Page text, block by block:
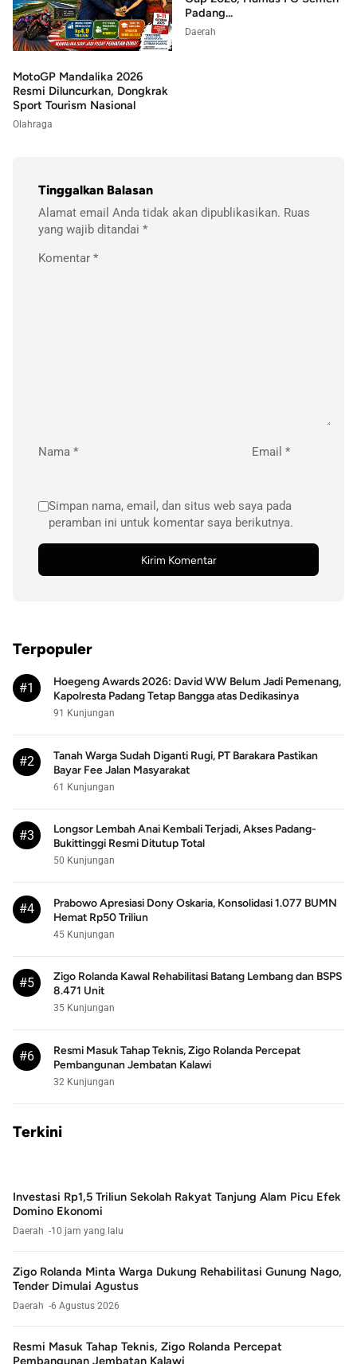
MotoGP Mandalika 2026
Resmi Diluncurkan, Dongkrak
Sport Tourism Nasional
Olahraga
Padang...
Daerah
Tinggalkan Balasan
Alamat email Anda tidak akan dipublikasikan. Ruas
yang wajib ditandai *
Komentar *
Nama * Email *
Simpan nama, email, dan situs web saya pada
peramban ini untuk komentar saya berikutnya.
Terpopuler
#1
Hoegeng Awards 2026: David WW Belum Jadi Pemenang,
Kapolresta Padang Tetap Bangga atas Dedikasinya
91 Kunjungan
#2
Tanah Warga Sudah Diganti Rugi, PT Barakara Pastikan
Bayar Fee Jalan Masyarakat
61 Kunjungan
#3
Longsor Lembah Anai Kembali Terjadi, Akses Padang-
Bukittinggi Resmi Ditutup Total
50 Kunjungan
#4
Prabowo Apresiasi Dony Oskaria, Konsolidasi 1.077 BUMN
Hemat Rp50 Triliun
45 Kunjungan
#5
Zigo Rolanda Kawal Rehabilitasi Batang Lembang dan BSPS
8.471 Unit
35 Kunjungan
#6
Resmi Masuk Tahap Teknis, Zigo Rolanda Percepat
Pembangunan Jembatan Kalawi
32 Kunjungan
Terkini
Investasi Rp1,5 Triliun Sekolah Rakyat Tanjung Alam Picu Efek
Domino Ekonomi
Daerah 10 jam yang lalu
Zigo Rolanda Minta Warga Dukung Rehabilitasi Gunung Nago,
Tender Dimulai Agustus
Daerah 6 Agustus 2026
Resmi Masuk Tahap Teknis, Zigo Rolanda Percepat
Pembangunan Jembatan Kalawi